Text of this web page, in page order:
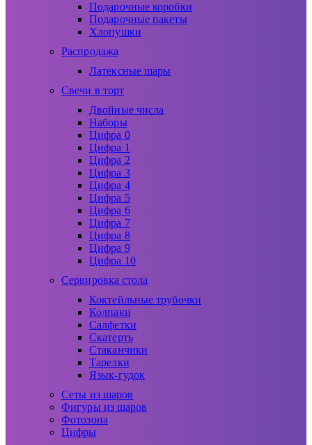
Подарочные коробки
Подарочные пакеты
Хлопушки
Распродажа
Латексные шары
Свечи в торт
Двойные числа
Наборы
Цифра 0
Цифра 1
Цифра 2
Цифра 3
Цифра 4
Цифра 5
Цифра 6
Цифра 7
Цифра 8
Цифра 9
Цифра 10
Сервировка стола
Коктейльные трубочки
Колпаки
Салфетки
Скатерть
Стаканчики
Тарелки
Язык-гудок
Сеты из шаров
Фигуры из шаров
Фотозона
Цифры